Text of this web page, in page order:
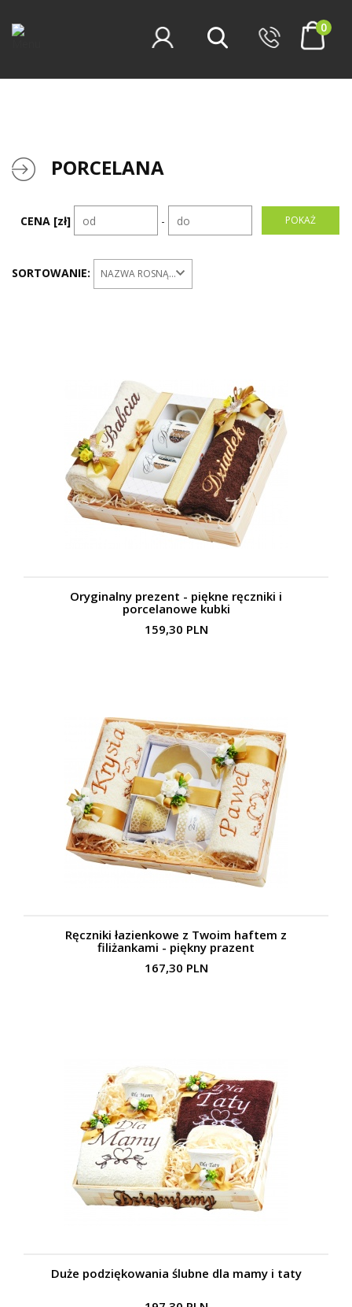
0
PORCELANA
CENA [zł] -
SORTOWANIE: NAZWA ROSNĄCO
Oryginalny prezent - piękne ręczniki i
porcelanowe kubki
159,30 PLN
Ręczniki łazienkowe z Twoim haftem z
filiżankami - piękny prazent
167,30 PLN
Duże podziękowania ślubne dla mamy i taty